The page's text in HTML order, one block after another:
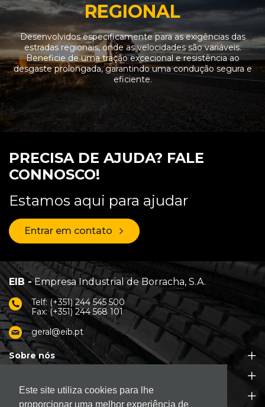
Este site utiliza cookies para lhe
proporcionar uma melhor experiência de
REGIONAL
Desenvolvidos especificamente para as exigências das
estradas regionais, onde as velocidades são variáveis.
Beneficie de uma tração excecional e resistência ao
desgaste prolongada, garantindo uma condução segura e
eficiente.
PRECISA DE AJUDA? FALE
CONNOSCO!
Estamos aqui para ajudar
Entrar em contato
EIB -Empresa Industrial de Borracha, S.A.
Telf: (+351) 244 545 500
Fax: (+351) 244 568 101
geral@eib.pt
Sobre nós
Apoio ao Cliente